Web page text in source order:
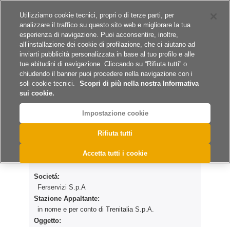
A
Forniture > ESTRANEO25
ESTRANEO25
Societá:
Ferservizi S.p.A
Stazione Appaltante:
in nome e per conto di Trenitalia S.p.A.
Oggetto:
Utilizziamo cookie tecnici, propri o di terze parti, per
analizzare il traffico su questo sito web e migliorare la tua
esperienza di navigazione. Puoi acconsentire, inoltre,
all’installazione dei cookie di profilazione, che ci aiutano ad
inviarti pubblicità personalizzata in base al tuo profilo e alle
tue abitudini di navigazione. Cliccando su “Rifiuta tutti” o
chiudendo il banner puoi procedere nella navigazione con i
soli cookie tecnici.
Scopri di più nella nostra Informativa
sui cookie.
Impostazione cookie
Rifiuta tutti
Accetta tutti i cookie